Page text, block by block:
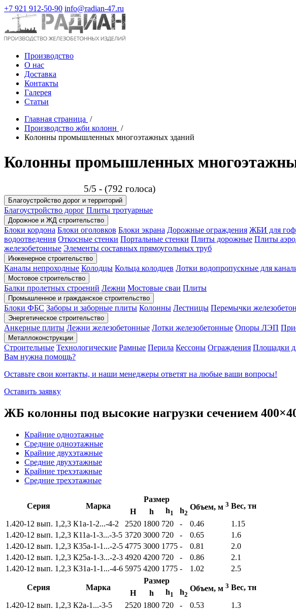
+7 921 912-50-90 info@radian-47.ru
Производство
О нас
Доставка
Контакты
Галерея
Статьи
Главная страница /
Производство жби колонн /
Колонны промышленных многоэтажных зданий
Колонны промышленных
5/5 - (792 голоса)
Благоустройство дорог и территорий
Благоустройство дорог Плиты тротуарные
Дорожное и ЖД строительство
Блоки кордона Блоки оголовков Блоки экрана Дорожные ограждения ЖБИ для
водоотведения Откосные стенки Портальные стенки Плиты дорожные Плиты
железобетонные Элементы составных прямоугольных труб
Инженерное строительство
Каналы непроходные Колодцы Кольца колодцев Лотки водопропускные для
Мостовое строительство
Балки пролетных строений Лежни Мостовые сваи Плиты
Промышленное и гражданское строительство
Блоки ФБС Заборы и заборные плиты Колонны Лестницы Перемычки
Энергетическое строительство
Анкерные плиты Лежни железобетонные Лотки железобетонные Опоры ЛЭП
Металлоконструкции
Строительные Технологические Рамные Перила Кессоны Ограждения Площадки
Вам нужна помощь?
Оставьте свои контакты, и наши менеджеры ответят на любые ваши вопросы!
Оставить заявку
ЖБ колонны под высокие нагрузки сечением
Крайние одноэтажные
Средние одноэтажные
Крайние двухэтажные
Средние двухэтажные
Крайние трехэтажные
Средние трехэтажные
Серия Марка
Размер
Объем, м 3 Вес, тн
Н h h1 h2
1.420-12 вып. 1,2,3 К1а-1-2...-4-2 2520 1800 720 - 0.46
1.15
1.420-12 вып. 1,2,3 К11а-1-3...-3-5 3720 3000 720 - 0.65
1.6
1.420-12 вып. 1,2,3 К35а-1-1...-2-5 4775 3000 1775 - 0.81
2.0
1.420-12 вып. 1,2,3 К25а-1-3...-2-3 4920 4200 720 - 0.86
2.1
1.420-12 вып. 1,2,3 К31а-1-1...-4-6 5975 4200 1775 - 1.02 2.5
Серия Марка
Размер
Объем, м 3 Вес, тн
Н h h1 h2
1.420-12 вып. 1,2,3 К2а-1...-3-5 2520 1800 720 - 0.53
1.3